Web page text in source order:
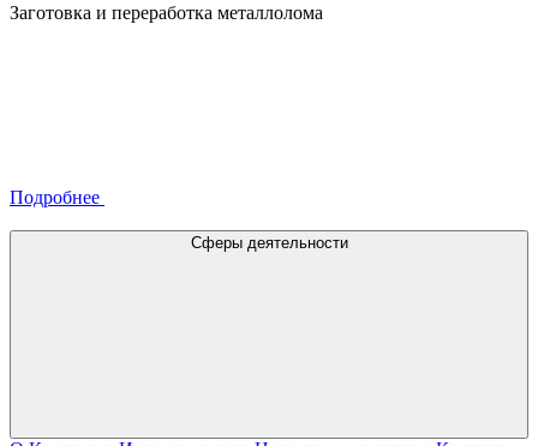
Заготовка и переработка металлолома
Подробнее
Сферы деятельности